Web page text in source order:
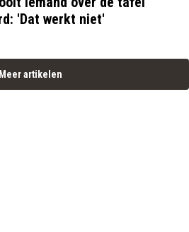
'Dat werkt niet'
Meer artikelen